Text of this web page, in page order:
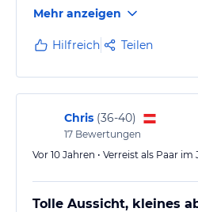
Frühstück ist sehr
gern länger geblieben
Mehr anzeigen
Hilfreich Teilen
Chris (36-40)
17 Bewertungen
Vor 10 Jahren • Verreist als Paar im
Tolle Aussicht, kleines